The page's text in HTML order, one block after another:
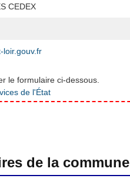
CEDEX
loir.gouv.fr
le formulaire ci-dessous.
de la commune